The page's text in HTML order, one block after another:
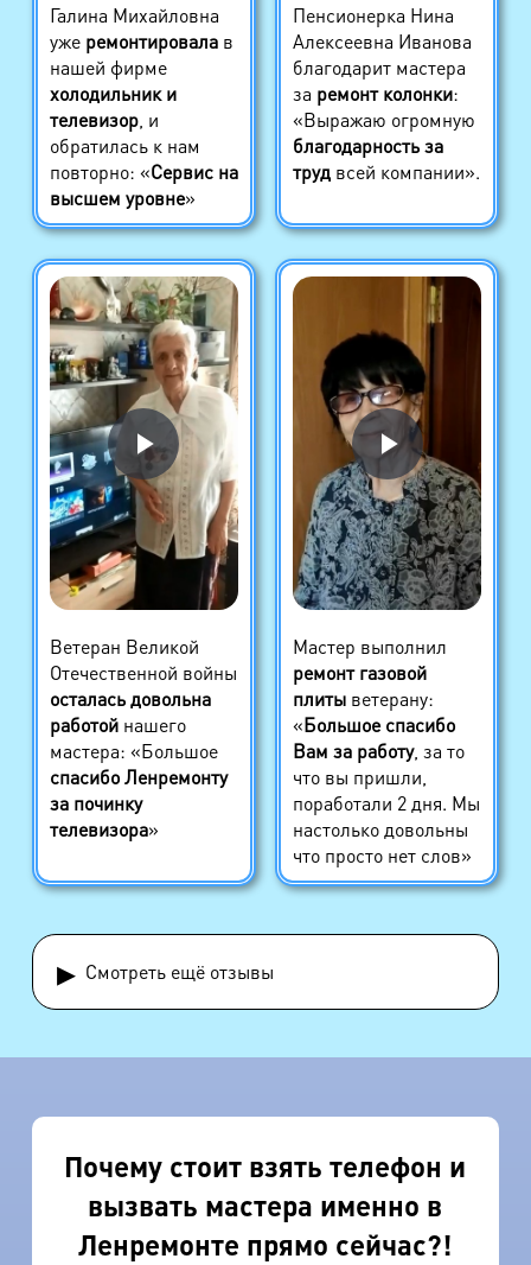
Галина Михайловна
уже ремонтировалав
нашей фирме
холодильник и
телевизор, и
обратилась к нам
повторно: «Сервис на
высшем уровне»
Пенсионерка Нина
Алексеевна Иванова
благодарит мастера
за ремонт колонки:
«Выражаю огромную
благодарность за
трудвсей компании».
Ветеран Великой
Отечественной войны
осталась довольна
работойнашего
мастера: «Большое
спасибо Ленремонту
за починку
телевизора»
Мастер выполнил
ремонт газовой
плитыветерану:
«Большое спасибо
Вам за работу, за то
что вы пришли,
поработали 2 дня. Мы
настолько довольны
что просто нет слов»
▸ Смотреть ещё отзывы
Почему стоит взять телефон и
вызвать мастера именно в
Ленремонте прямо сейчас?!